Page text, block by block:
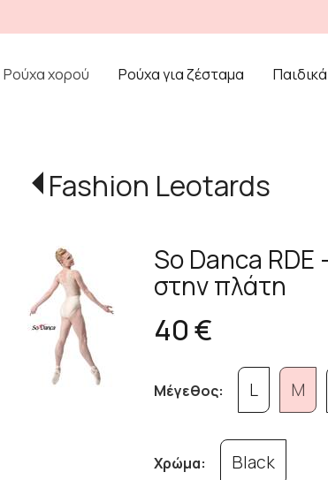
Ρούχα χορού Ρούχα για ζέσταμα
Fashion Leotards
So Danca RDE
στην πλάτη
40 €
Μέγεθος: L M
Χρώμα: Black